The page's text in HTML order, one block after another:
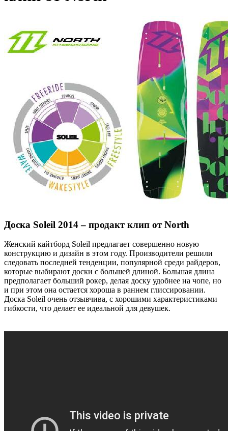
Доска Soleil 2014 – продакт клип от North
Женский кайтборд Soleil предлагает совершенно новую
конструкцию и дизайн в этом году. Производители решили
следовать последней тенденции, популярной среди райдеров,
которые выбирают доски с большей длиной. Большая длина
предполагает больший рокер, делая доску удобнее на чопе, но
и при этом она остается хороша в раннем глиссировании.
Доска Soleil очень отзывчива, с хорошими характеристиками
гибкости, что делает ее идеальной для девушек.